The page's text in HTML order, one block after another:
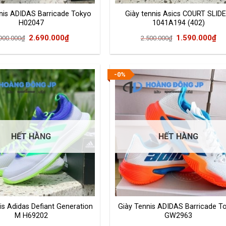
ADIDAS Barricade Tokyo
H02047
₫ Giá
3.900.000₫.
2.690.000₫Giá
là:
2.690.000₫.
Giày tennis Asics COURT
1041A194 (402)
2.500.000₫ Giá
2.500.000₫.
1.590.000₫Giá
HẾT HÀNG
Adidas Defiant Generation
M H69202
-0%
HẾT HÀNG
Giày Tennis ADIDAS Barricade
GW2963